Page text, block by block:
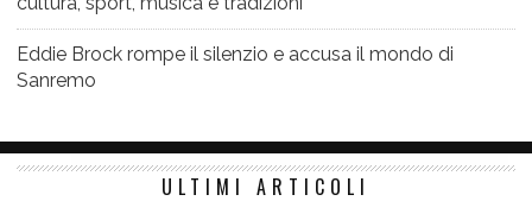
Eddie Brock rompe il silenzio e accusa il mondo di
Sanremo
ULTIMI ARTICOLI